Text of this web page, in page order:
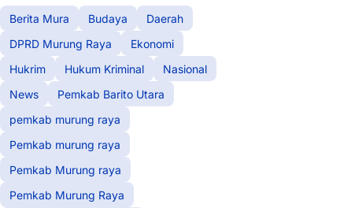
Berita Mura Budaya
Daerah
DPRD Murung Raya
Ekonomi
Hukrim
Hukum Kriminal
Nasional
News
Pemkab Barito Utara
pemkab murung raya
Pemkab murung raya
Pemkab Murung raya
Pemkab Murung Raya